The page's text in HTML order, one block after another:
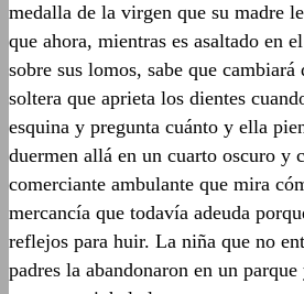
medalla de la virgen que su madre
que ahora, mientras es asaltado en
sobre sus lomos, sabe que
soltera que aprieta los dientes
esquina y pregunta cuánto y ella
duermen allá en un cuarto oscuro y
comerciante ambulante que mira
mercancía que todavía adeuda
reflejos para huir. La niña que no
padres la abandonaron en un